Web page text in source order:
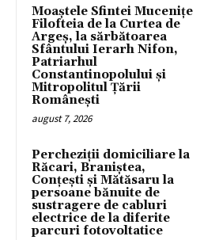
Moaștele Sfintei Mucenițe
Filofteia de la Curtea de
Argeș, la sărbătoarea
Sfântului Ierarh Nifon,
Patriarhul
Constantinopolului și
Mitropolitul Țării
Românești
august 7, 2026
Percheziții domiciliare la
Răcari, Braniștea,
Conțești și Mătăsaru la
persoane bănuite de
sustragere de cabluri
electrice de la diferite
parcuri fotovoltatice